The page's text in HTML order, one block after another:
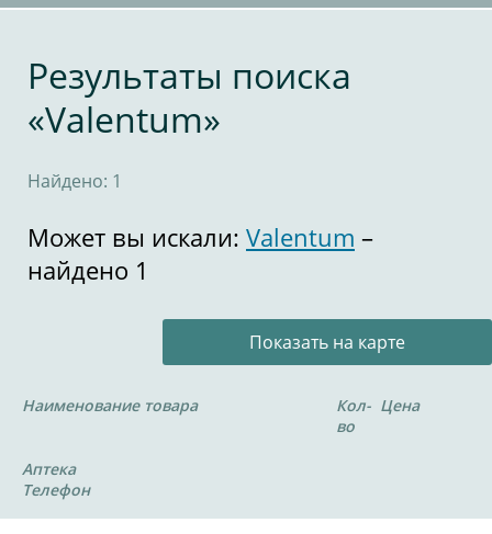
Результаты поиска
«Valentum»
Найдено: 1
Может вы искали: Valentum –
найдено 1
Показать на карте
Наименование товара
Кол-
во
Цена
Аптека
Телефон